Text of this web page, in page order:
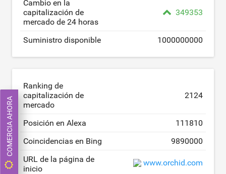
Cambio en la
capitalización de
mercado de 24 horas
349353
Suministro disponible 1000000000
Ranking de
capitalización de
mercado
2124
Posición en Alexa
111810
Coincidencias en Bing
9890000
URL de la página de
inicio
www.orchid.com
COMERCIA AHORA